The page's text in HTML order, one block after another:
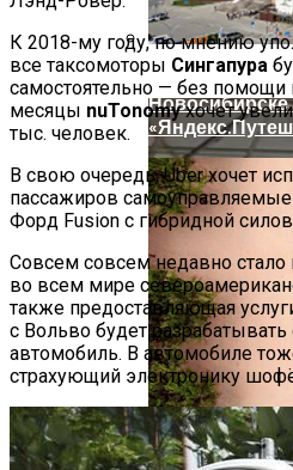
Китайский
Первых
Уже В Августе
Самые
К 2018-му году, по мнению
все таксомоторы Сингапура
самостоятельно — без
месяцы nuTonomyхочет
тыс. человек.
В свою очередь, Uber хочет
пассажиров
Форд Fusion с гибридной
Cовсем совсем недавно стало
во всем мире
также предоставляющая
с Вольво будет
автомобиль. В автомобиле
страхующий электронику